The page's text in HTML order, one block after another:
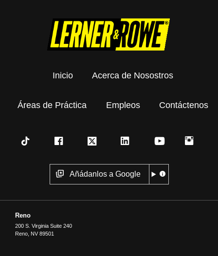
Inicio Acerca de Nosostros
Áreas de Práctica Empleos Contáctenos
Añádanlos a Google
Reno
200 S. Virginia Suite 240
Reno NV 89501